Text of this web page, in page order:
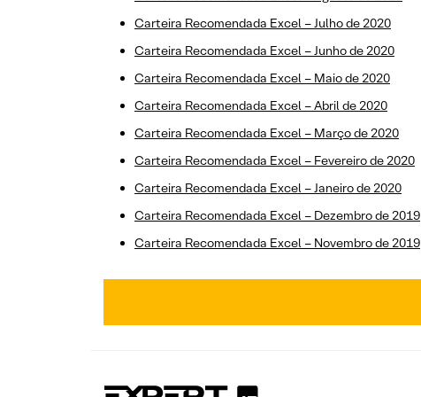
Carteira Recomendada Excel – Julho de 2020
Carteira Recomendada Excel – Junho de 2020
Carteira Recomendada Excel – Maio de 2020
Carteira Recomendada Excel – Abril de 2020
Carteira Recomendada Excel – Março de 2020
Carteira Recomendada Excel – Fevereiro de 2020
Carteira Recomendada Excel – Janeiro de 2020
Carteira Recomendada Excel – Dezembro de 2019
Carteira Recomendada Excel – Novembro de 2019